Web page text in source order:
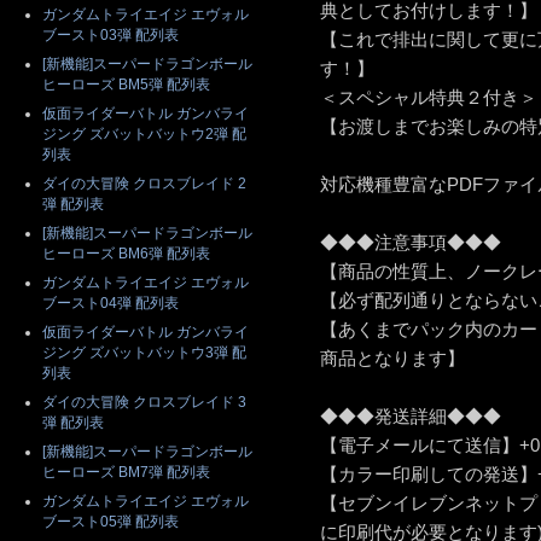
典としてお付けします！】
【これで排出に関して更
す！】
＜スペシャル特典２付き＞
【お渡しまでお楽しみの
対応機種豊富なPDFファ
◆◆◆注意事項◆◆◆
【商品の性質上、ノーク
【必ず配列通りとならな
【あくまでパック内のカ
商品となります】
◆◆◆発送詳細◆◆◆
【電子メールにて送信】
【カラー印刷しての発送
【セブンイレブンネット
に印刷代が必要となります
ガンダムトライエイジ エヴォル
ブースト03弾 配列表
[新機能]スーパードラゴンボール
ヒーローズ BM5弾 配列表
仮面ライダーバトル ガンバライ
ジング ズバットバットウ2弾 配
列表
ダイの大冒険 クロスブレイド 2
弾 配列表
[新機能]スーパードラゴンボール
ヒーローズ BM6弾 配列表
ガンダムトライエイジ エヴォル
ブースト04弾 配列表
仮面ライダーバトル ガンバライ
ジング ズバットバットウ3弾 配
列表
ダイの大冒険 クロスブレイド 3
弾 配列表
[新機能]スーパードラゴンボール
ヒーローズ BM7弾 配列表
ガンダムトライエイジ エヴォル
ブースト05弾 配列表